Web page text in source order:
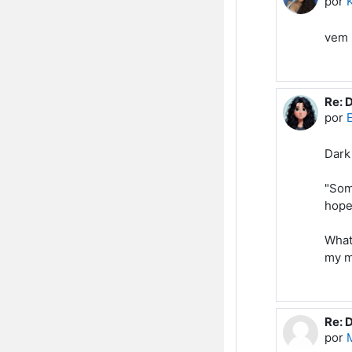
vem
Em
Re:
por
my
Em
Re:
por